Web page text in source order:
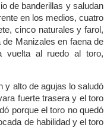
de banderillas y saludan
en los medios, cuatro
cinco naturales y farol,
Manizales en faena de
vuelta al ruedo al toro,
y alto de agujas lo saludó
fuerte trasera y el toro
porque el toro no quedó
de habilidad y el toro